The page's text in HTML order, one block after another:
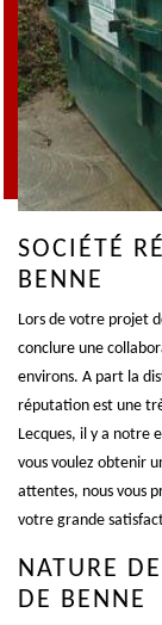
SOCIÉTÉ
BENNE
Lors de votre projet
conclure une
environs. A part la
réputation est une
Lecques, il y a notre
vous voulez obtenir
attentes, nous vous
votre grande
NATURE
DE BENNE